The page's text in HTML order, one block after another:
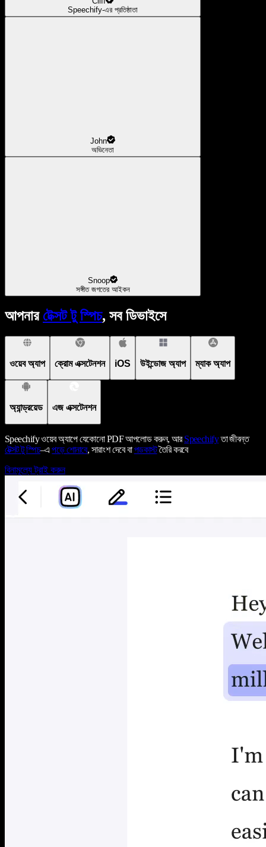
Speechify-এর প্রতিষ্ঠাতা
John
অভিনেতা
Snoop
সঙ্গীত জগতের আইকন
আপনার টেক্সট টু স্পিচ, সব ডিভাইসে
ওয়েব অ্যাপ ক্রোম এক্সটেনশন iOS উইন্ডোজ অ্যাপ ম্যাক অ্যাপ
অ্যান্ড্রয়েড এজ এক্সটেনশন
Speechify ওয়েব অ্যাপে যেকোনো PDF আপলোড করুন, আরSpeechifyতা জীবন্ত
টেক্সট টু স্পিচ–এপড়ে শোনাবে, সারাংশ দেবে বাপডকাস্টতৈরি করবে
বিনামূল্যে ট্রাই করুন